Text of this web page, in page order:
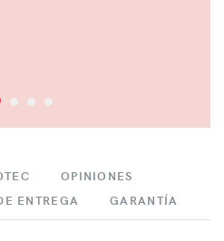
OPINIONES
ENTREGA
GARANTÍA